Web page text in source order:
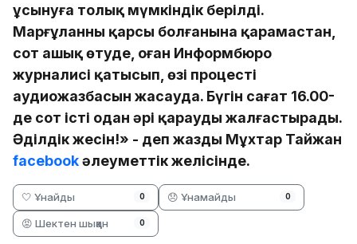
ұсынуға толық мүмкіндік берілді.
Марғұланның қарсы болғанына қарамастан,
сот ашық өтуде, оған Информбюро
журналисі қатысып, өзі процестің
аудиожазбасын жасауда. Бүгін сағат 16.00-
де сот істі одан әрі қарауды жалғастырады.
Әділдік жеңсін!» - деп жазды Мұхтар Тайжан
facebookәлеуметтік желісінде.
🤍 Ұнайды 0 😞 Ұнамайды 0
😡 Шектен шыққан 0